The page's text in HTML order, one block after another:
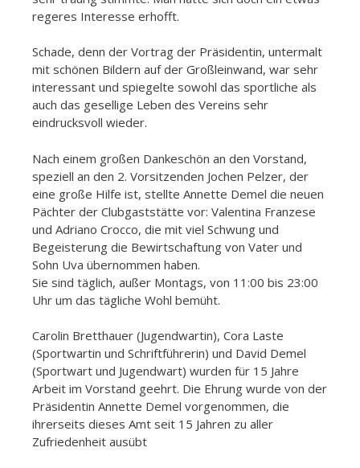
regeres Interesse erhofft.
Schade, denn der Vortrag der Präsidentin, untermalt
mit schönen Bildern auf der Großleinwand, war sehr
interessant und spiegelte sowohl das sportliche als
auch das gesellige Leben des Vereins sehr
eindrucksvoll wieder.
Nach einem großen Dankeschön an den Vorstand,
speziell an den 2. Vorsitzenden Jochen Pelzer, der
eine große Hilfe ist, stellte Annette Demel die neuen
Pächter der Clubgaststätte vor: Valentina Franzese
und Adriano Crocco, die mit viel Schwung und
Begeisterung die Bewirtschaftung von Vater und
Sohn Uva übernommen haben.
Sie sind täglich, außer Montags, von 11:00 bis 23:00
Uhr um das tägliche Wohl bemüht.
Carolin Bretthauer (Jugendwartin), Cora Laste
(Sportwartin und Schriftführerin) und David Demel
(Sportwart und Jugendwart) wurden für 15 Jahre
Arbeit im Vorstand geehrt. Die Ehrung wurde von der
Präsidentin Annette Demel vorgenommen, die
ihrerseits dieses Amt seit 15 Jahren zu aller
Zufriedenheit ausübt